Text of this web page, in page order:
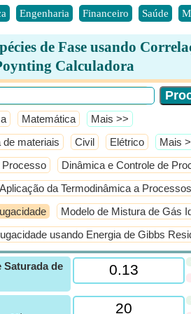
Engenharia Financeiro Saúde
de Fase usando
Calculadora
Matemática ​Mais >>
de materiais Civil Elétrico ​Mais
Dinâmica e Controle de
Aplicação da Termodinâmica a Processos
Modelo de Mistura de Gás
usando Energia de Gibbs
Saturada de